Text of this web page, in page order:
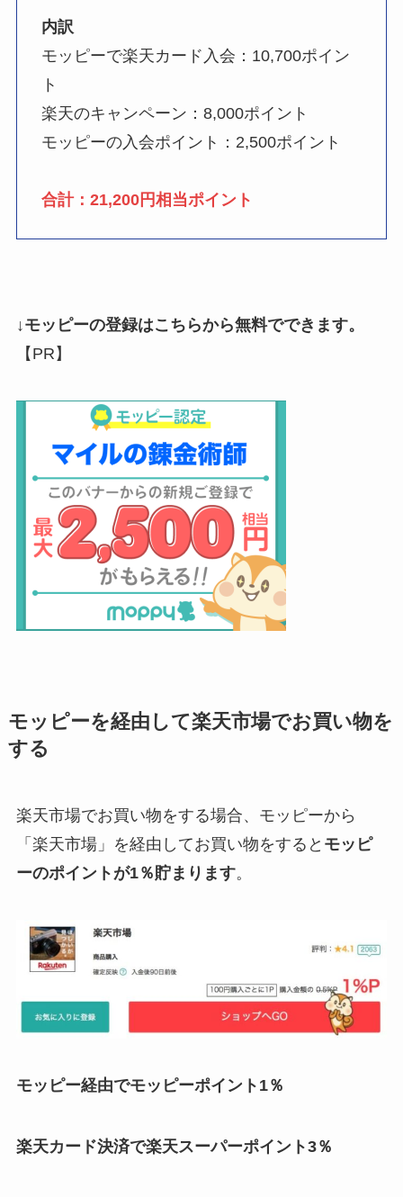
内訳
モッピーで楽天カード入会：10,700ポイン
ト
楽天のキャンペーン：8,000ポイント
モッピーの入会ポイント：2,500ポイント
合計：21,200円相当ポイント
↓モッピーの登録はこちらから無料でできます。
【PR】
モッピーを経由して楽天市場でお買い物を
する
楽天市場でお買い物をする場合、モッピーから
「楽天市場」を経由してお買い物をすると モッピ
ーのポイントが1％貯まります。
モッピー経由でモッピーポイント1％
楽天カード決済で楽天スーパーポイント3％